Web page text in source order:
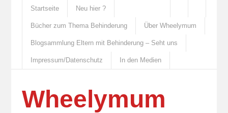
Startseite Neu hier ?
Bücher zum Thema Behinderung Über Wheelymum
Blogsammlung Eltern mit Behinderung – Seht uns
Impressum/Datenschutz In den Medien
Wheelymum